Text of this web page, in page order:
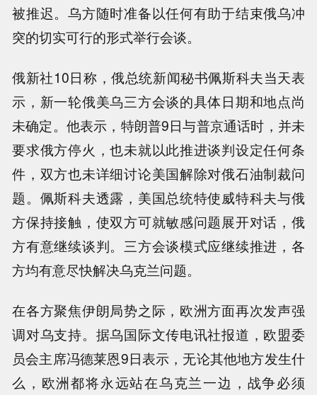
被推迟。乌方随时准备以任何有助于结束俄乌冲
突的切实可行的形式举行会谈。
俄新社10日称，俄总统新闻秘书佩斯科夫当天表
示，新一轮俄美乌三方会谈的具体日期和地点尚
未确定。他表示，特朗普9日与普京通话时，并未
要求俄方停火，也未就以此推进谈判设定任何条
件，双方也未详细讨论美国解除对俄石油制裁问
题。佩斯科夫透露，美国总统特使威特科夫与俄
方保持接触，使双方可就敏感问题展开对话，俄
方有意继续谈判。三方会谈模式应继续推进，各
方均有意尽快解决乌克兰问题。
在各方聚焦伊朗局势之际，欧洲方面再次发声强
调对乌支持。据乌国际文传电讯社报道，欧盟委
员会主席冯德莱恩9日表示，无论其他地方发生什
么，欧洲都将永远站在乌克兰一边，战争必须